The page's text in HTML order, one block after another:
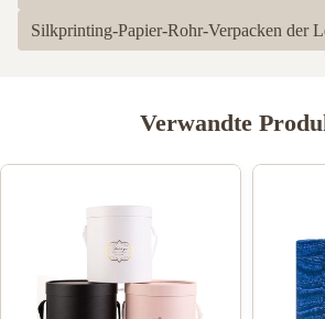
Silkprinting-Papier-Rohr-Verpacken der
Verwandte